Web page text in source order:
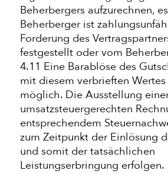
Beherbergers aufzurechnen,
Beherberger ist
Forderung des
festgestellt oder vom
4.11 Eine Barablöse des
mit diesem verbrieften
möglich. Die Ausstellung
umsatzsteuergerechten
entsprechendem
zum Zeitpunkt der Einlösung
und somit der tatsächlichen
Leistungserbringung erfolgen.